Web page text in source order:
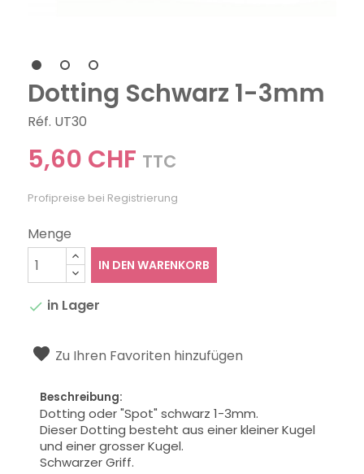
Dotting Schwarz 1-3mm
Réf. UT30
5,60 CHF TTC
Profipreise bei Registrierung
Menge
IN DEN WARENKORB
 in Lager
Zu Ihren Favoriten hinzufügen
Beschreibung:
Dotting oder "Spot" schwarz 1-3mm.
Dieser Dotting bestehtaus einer kleiner Kugel
und einer grosser Kugel.
Schwarzer Griff.